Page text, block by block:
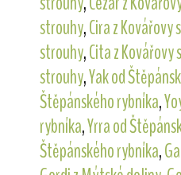
strouhy,Cira z
strouhy,Cita z
strouhy,Yak od
Štěpánského rybníka,
rybníka,Yrra od
Štěpánského rybníka,